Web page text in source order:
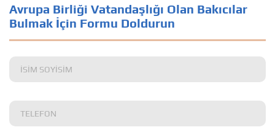
Avrupa Birliği Vatandaşlığı Olan Bakıcılar
Bulmak İçin Formu Doldurun